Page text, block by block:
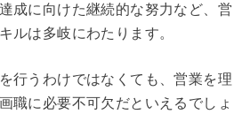
成に向けた継続的な努力など、営
ルは多岐にわたります。
行うわけではなくても、営業を理
職に必要不可欠だといえるでしょ